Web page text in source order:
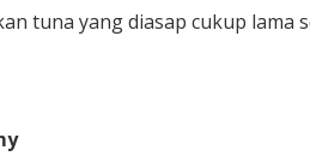
tuna yang diasap cukup